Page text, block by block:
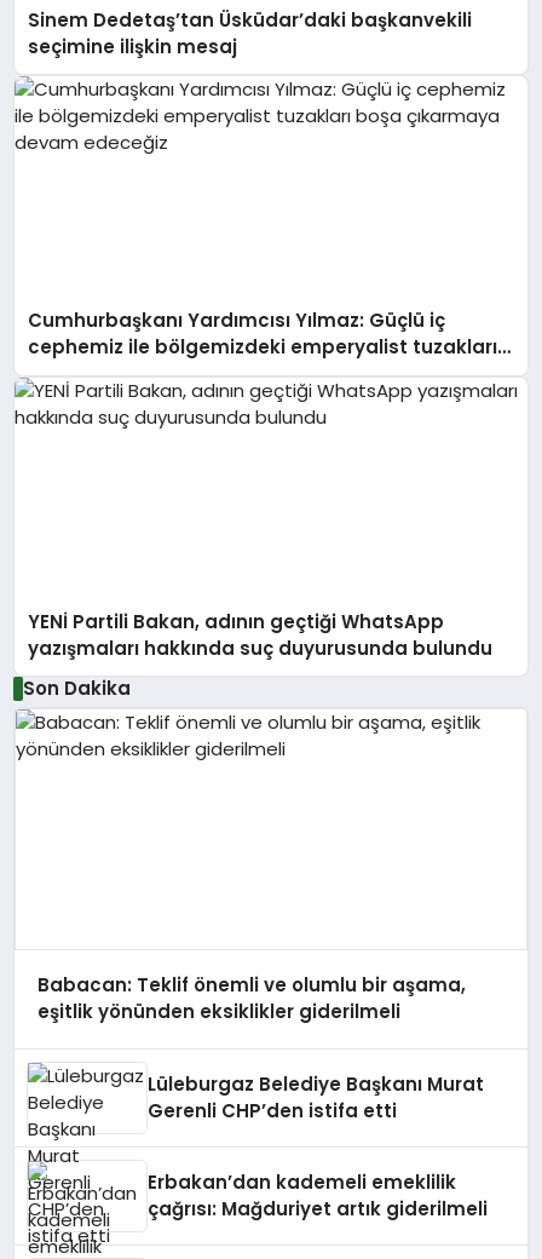
Sinem Dedetaş’tan Üsküdar’daki başkanvekili
seçimine ilişkin mesaj
Cumhurbaşkanı Yardımcısı Yılmaz: Güçlü iç
cephemiz ile bölgemizdeki emperyalist tuzakları
boşa çıkarmaya devam edeceğiz
YENİ Partili Bakan, adının geçtiği WhatsApp
yazışmaları hakkında suç duyurusunda bulundu
Son Dakika
Babacan: Teklif önemli ve olumlu bir aşama,
eşitlik yönünden eksiklikler giderilmeli
Lüleburgaz Belediye Başkanı Murat
Gerenli CHP’den istifa etti
Erbakan’dan kademeli emeklilik
çağrısı: Mağduriyet artık giderilmeli